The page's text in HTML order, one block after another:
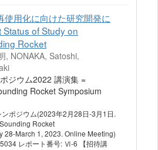
使用化に向けた研究開発に
of Study on
Rocket
, NONAKA, Satoshi,
ジウム2022 講演集 =
Rocket Symposium
ポジウム(2023年2月28日-3月1日.
Rocket
28-March 1, 2023. Online Meeting)
レポート番号: Ⅵ-6 【招待講